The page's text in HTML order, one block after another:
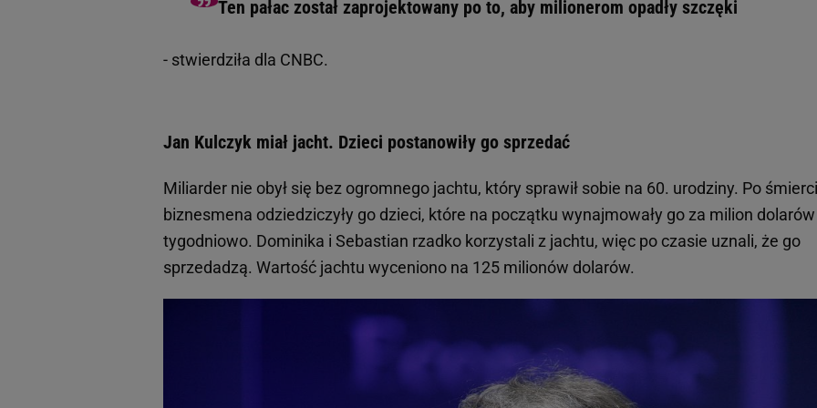
Ten pałac został zaprojektowany po to, aby milionerom opadły szczęki
- stwierdziła dla CNBC.
Jan Kulczyk miał jacht. Dzieci postanowiły go sprzedać
Miliarder nie obył się bez ogromnego jachtu, który sprawił sobie na 60. urodziny. Po śmierci
biznesmena odziedziczyły go dzieci, które na początku wynajmowały go za milion dolarów
tygodniowo. Dominika i Sebastian rzadko korzystali z jachtu, więc po czasie uznali, że go
sprzedadzą. Wartość jachtu wyceniono na 125 milionów dolarów.